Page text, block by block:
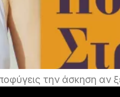
την άσκηση αν